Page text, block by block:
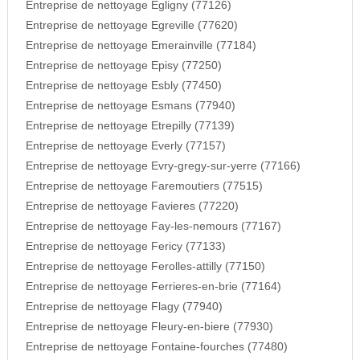
Entreprise de nettoyage Egligny (77126)
Entreprise de nettoyage Egreville (77620)
Entreprise de nettoyage Emerainville (77184)
Entreprise de nettoyage Episy (77250)
Entreprise de nettoyage Esbly (77450)
Entreprise de nettoyage Esmans (77940)
Entreprise de nettoyage Etrepilly (77139)
Entreprise de nettoyage Everly (77157)
Entreprise de nettoyage Evry-gregy-sur-yerre (77166)
Entreprise de nettoyage Faremoutiers (77515)
Entreprise de nettoyage Favieres (77220)
Entreprise de nettoyage Fay-les-nemours (77167)
Entreprise de nettoyage Fericy (77133)
Entreprise de nettoyage Ferolles-attilly (77150)
Entreprise de nettoyage Ferrieres-en-brie (77164)
Entreprise de nettoyage Flagy (77940)
Entreprise de nettoyage Fleury-en-biere (77930)
Entreprise de nettoyage Fontaine-fourches (77480)